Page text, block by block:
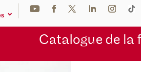
Catalogue de la